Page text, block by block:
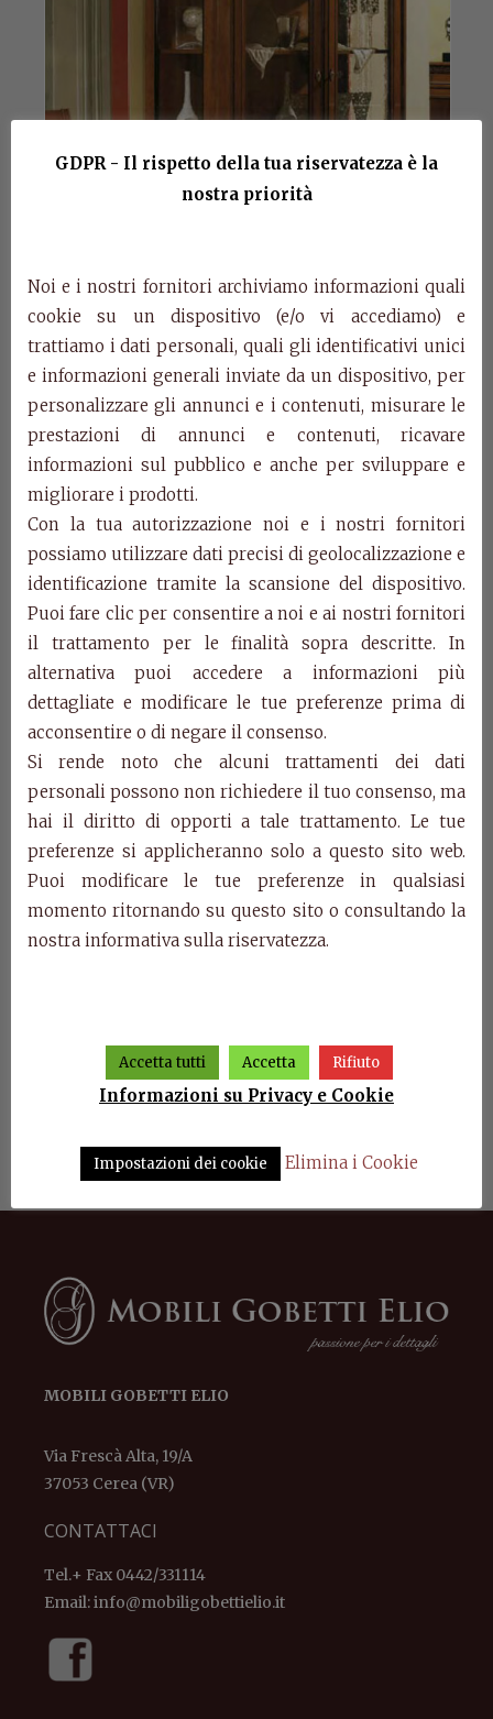
Art. F30/GZS –
Argentiera Villa
Fascinato
Argentiera 2p, anta formella, piede zoccolo, spalla
scantonata.
cm. l.163 p.50 h. 220
Categorie:Prodotti,Villa Fascinato: giorno
Prodotti della stessa categoria
Fascinato
MOBILI GOBETTI ELIO
Via Frescà Alta, 19/A
37053 Cerea (VR)
CONTATTACI
Tel.+ Fax 0442/331114
Email:info@mobiligobettielio.it
GDPR - Il rispetto della tua riservatezza è la
nostra priorità
Noi e i nostri fornitori archiviamo informazioni quali
cookie su un dispositivo (e/o vi accediamo) e
trattiamo i dati personali, quali gli identificativi unici
e informazioni generali inviate da un dispositivo, per
personalizzare gli annunci e i contenuti, misurare le
prestazioni di annunci e contenuti, ricavare
informazioni sul pubblico e anche per sviluppare e
migliorare i prodotti.
Con la tua autorizzazione noi e i nostri fornitori
possiamo utilizzare dati precisi di geolocalizzazione e
identificazione tramite la scansione del dispositivo.
Puoi fare clic per consentire a noi e ai nostri fornitori
il trattamento per le finalità sopra descritte. In
alternativa puoi accedere a informazioni più
dettagliate e modificare le tue preferenze prima di
acconsentire o di negare il consenso.
Si rende noto che alcuni trattamenti dei dati
personali possono non richiedere il tuo consenso, ma
hai il diritto di opporti a tale trattamento. Le tue
preferenze si applicheranno solo a questo sito web.
Puoi modificare le tue preferenze in qualsiasi
momento ritornando su questo sito o consultando la
nostra informativa sulla riservatezza.
Accetta tutti Accetta Rifiuto
Informazioni su Privacy e Cookie
Impostazioni dei cookie Elimina i Cookie